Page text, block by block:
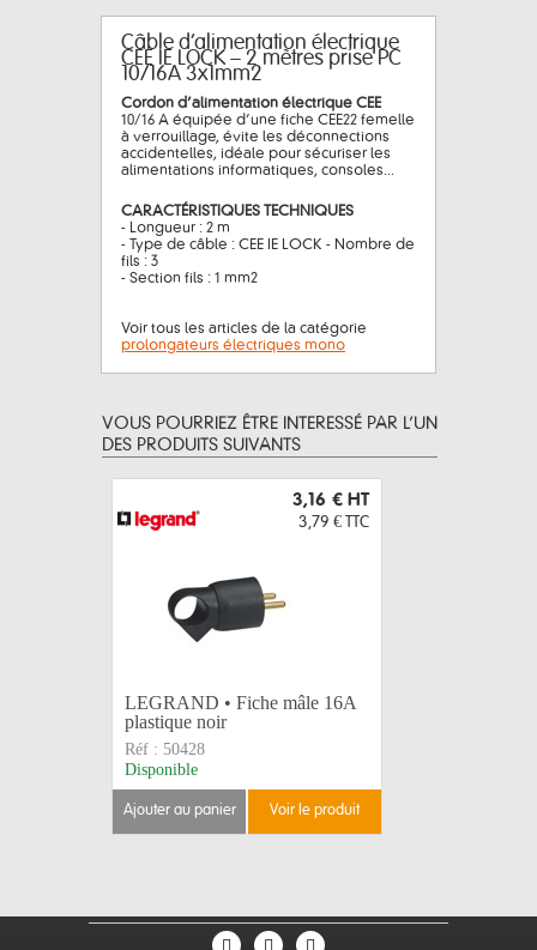
Câble d’alimentation électrique
CEE IE LOCK – 2 mètres prise PC
10/16A 3x1mm2
Cordon d’alimentation électrique CEE
10/16 A équipée d’une fiche CEE22 femelle
à verrouillage, évite les déconnections
accidentelles, idéale pour sécuriser les
alimentations informatiques, consoles...
CARACTÉRISTIQUES TECHNIQUES
- Longueur : 2 m
- Type de câble : CEE IE LOCK - Nombre de
fils : 3
- Section fils : 1 mm2
Voir tous les articles de la catégorie
prolongateurs électriques mono
VOUS POURRIEZ ÊTRE INTERESSÉ PAR L’UN
DES PRODUITS SUIVANTS
3,16 € HT
3,79 € TTC
LEGRAND • Fiche mâle 16A
plastique noir
Réf : 50428
Disponible
ajouter au panier voir le produit